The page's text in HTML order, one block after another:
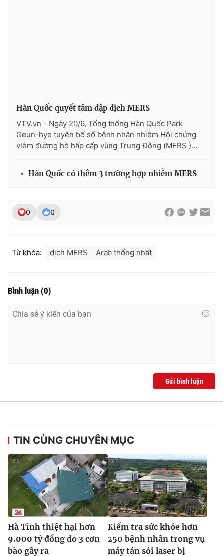
Thị trường
Tư vấn
Lịch phát sóng
Chuyên mục khác
Video
VTV Money VTV Thể thao
THỜI BÁO VTV
Theo dõi báo trên
Cơ quan chủ quản:
Đài Truyền hình Việt Nam
Cơ quan báo chí:
Thời báo VTV
Giấy phép hoạt động báo in và báo điện tử số 483/GP-BTTTT
Hàn Quốc quyết tâm dập dịch MERS
VTV.vn - Ngày 20/6, Tổng thống Hàn Quốc Park
Geun-hye tuyên bố số bệnh nhân nhiễm Hội chứng
viêm đường hô hấp cấp vùng Trung Đông (MERS )...
Hàn Quốc có thêm 3 trường hợp nhiễm MERS
0 0
Từ khóa: dịch MERS Arab thống nhẩt
Bình luận (0)
Gửi bình luận
TIN CÙNG CHUYÊN MỤC
Hà Tĩnh thiệt hại hơn
9.000 tỷ đồng do 3 cơn
bão gây ra
Kiểm tra sức khỏe hơn
250 bệnh nhân trong vụ
máy tán sỏi laser bị